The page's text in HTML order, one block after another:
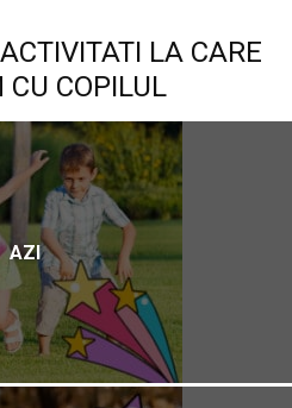
LA CARE
CU COPILUL
AZI